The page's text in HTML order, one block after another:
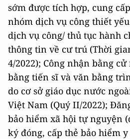
sớm được tích hợp, cung
nhóm dịch vụ công thiết
dịch vụ công/ thủ tục hành
thông tin về cư trú (Thời
4/2022); Công nhận bằng
bằng tiến sĩ và văn bằng
do cơ sở giáo dục nước
Việt Nam (Quý II/2022);
bảo hiểm xã hội tự nguyện
ký đóng, cấp thẻ bảo hiểm